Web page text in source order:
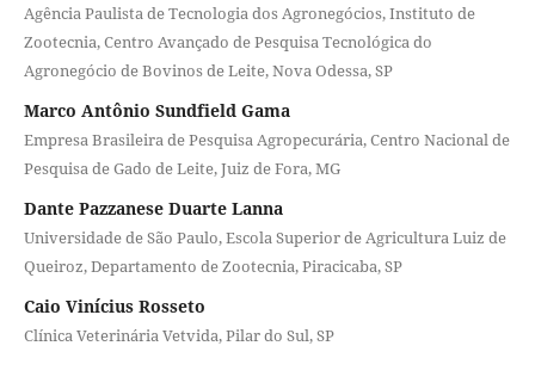
Agência Paulista de Tecnologia dos Agronegócios, Instituto de
Zootecnia, Centro Avançado de Pesquisa Tecnológica do
Agronegócio de Bovinos de Leite, Nova Odessa, SP
Marco Antônio Sundfield Gama
Empresa Brasileira de Pesquisa Agropecurária, Centro Nacional de
Pesquisa de Gado de Leite, Juiz de Fora, MG
Dante Pazzanese Duarte Lanna
Universidade de São Paulo, Escola Superior de Agricultura Luiz de
Queiroz, Departamento de Zootecnia, Piracicaba, SP
Caio Vinícius Rosseto
Clínica Veterinária Vetvida, Pilar do Sul, SP